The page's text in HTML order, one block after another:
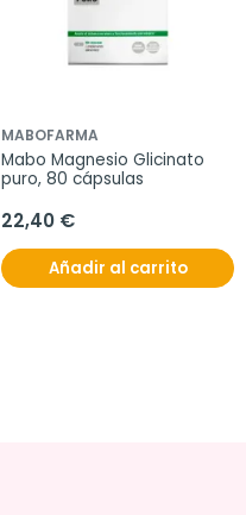
MABOFARMA
Mabo Magnesio Glicinato
puro, 80 cápsulas
22,40 €
Añadir al carrito